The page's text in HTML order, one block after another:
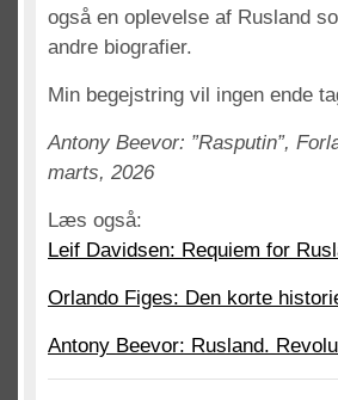
også en oplevelse af Rusland
andre biografier.
Min begejstring vil ingen ende
Antony Beevor: ”Rasputin”,
marts, 2026
Læs også:
Leif Davidsen: Requiem for
Orlando Figes: Den korte
Antony Beevor: Rusland.